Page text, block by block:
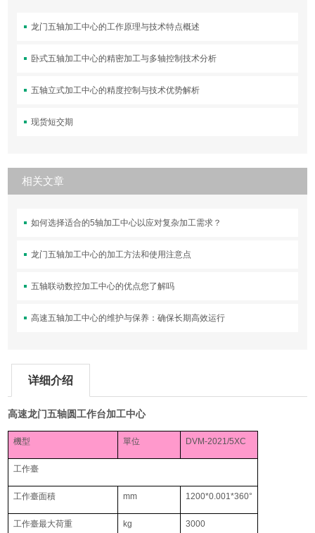
龙门五轴加工中心的工作原理与技术特点概述
卧式五轴加工中心的精密加工与多轴控制技术分析
五轴立式加工中心的精度控制与技术优势解析
现货短交期
相关文章
如何选择适合的5轴加工中心以应对复杂加工需求？
龙门五轴加工中心的加工方法和使用注意点
五轴联动数控加工中心的优点您了解吗
高速五轴加工中心的维护与保养：确保长期高效运行
详细介绍
高速龙门五轴圆工作台加工中心
機型 單位 DVM-2021/5XC
工作臺
工作臺面積 mm 1200*0.001*360°
工作臺最大荷重 kg 3000